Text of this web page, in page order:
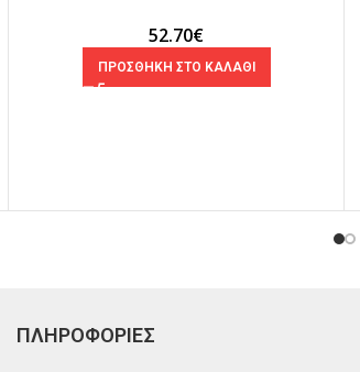
52.70€
ΠΡΟΣΘΗΚΗ ΣΤΟ ΚΑΛΑΘΙ
ΠΛΗΡΟΦΟΡΙΕΣ